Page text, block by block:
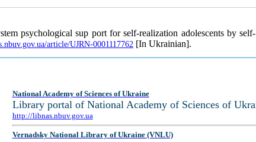
psychological sup port for self-realization adolescents by
article/UJRN-0001117762 [In Ukrainian].
National Academy of Sciences of Ukraine
Library portal of National Academy of Sciences of
http://libnas.nbuv.gov.ua
Vernadsky National Library of Ukraine (VNLU)